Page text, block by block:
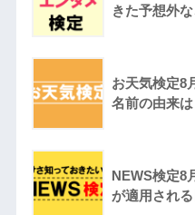
きた予想外
お天気検定8
名前の由来は
NEWS検定8
が適用される